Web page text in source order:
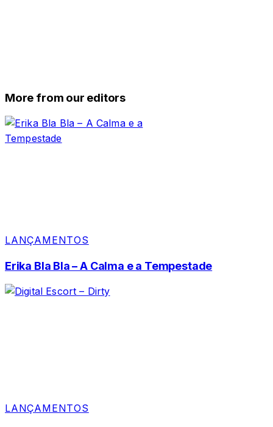
More from our editors
LANÇAMENTOS
Erika Bla Bla – A Calma e a Tempestade
LANÇAMENTOS